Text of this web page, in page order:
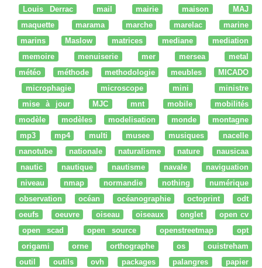
Louis Derrac
mail mairie maison
MAJ
maquette
marama marche marelac
marine
marins
Maslow matrices mediane
mediation
memoire
menuiserie mer mersea
metal
météo
méthode methodologie meubles
MICADO
microphagie
microscope mini
ministre
mise à jour
MJC mnt mobile
mobilités
modèle
modèles modelisation monde
montagne
mp3
mp4 multi musee musiques
nacelle
nanotube
nationale naturalisme nature
nausicaa
nautic
nautique nautisme navale
naviguation
niveau
nmap normandie nothing
numérique
observation
océan océanographie octoprint
odt
oeufs
oeuvre oiseau oiseaux onglet
open cv
open scad
open source openstreetmap
opt
origami
orne orthographe os
ouistreham
outil
outils ovh packages palangres
papier